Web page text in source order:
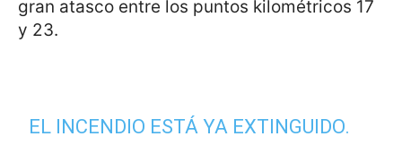
gran atasco entre los puntos kilométricos 17
y 23.
EL INCENDIO ESTÁ YA EXTINGUIDO.